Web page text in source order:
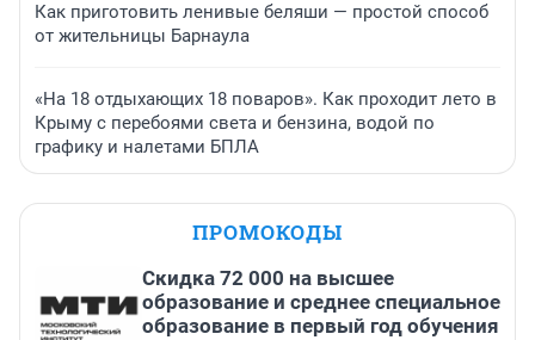
Как приготовить ленивые беляши — простой способ
от жительницы Барнаула
«На 18 отдыхающих 18 поваров». Как проходит лето в
Крыму с перебоями света и бензина, водой по
графику и налетами БПЛА
ПРОМОКОДЫ
Скидка 72 000 на высшее
образование и среднее специальное
образование в первый год обучения